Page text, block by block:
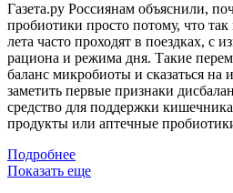
Газета.ру Россиянам объяснили,
пробиотики просто потому, что
лета часто проходят в поездках, с
рациона и режима дня. Такие
баланс микробиоты и сказаться на
заметить первые признаки
средство для поддержки
продукты или аптечные
Подробнее
Показать еще